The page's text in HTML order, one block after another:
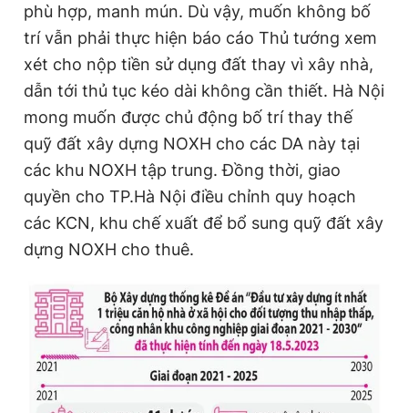
phù hợp, manh mún. Dù vậy, muốn không bố
trí vẫn phải thực hiện báo cáo Thủ tướng xem
xét cho nộp tiền sử dụng đất thay vì xây nhà,
dẫn tới thủ tục kéo dài không cần thiết. Hà Nội
mong muốn được chủ động bố trí thay thế
quỹ đất xây dựng NOXH cho các DA này tại
các khu NOXH tập trung. Đồng thời, giao
quyền cho TP.Hà Nội điều chỉnh quy hoạch
các KCN, khu chế xuất để bổ sung quỹ đất xây
dựng NOXH cho thuê.